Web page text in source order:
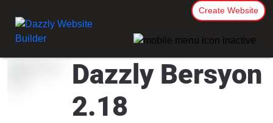
Create Website
Dazzly Bersyon
2.18